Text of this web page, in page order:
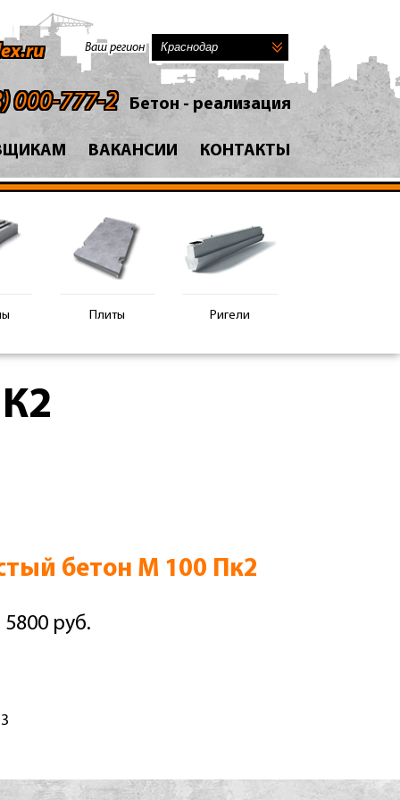
Ваш регион
000-777-2 Бетон - реализация
ВАКАНСИИ КОНТАКТЫ
Плиты Ригели
бетон М 100 Пк2
руб.